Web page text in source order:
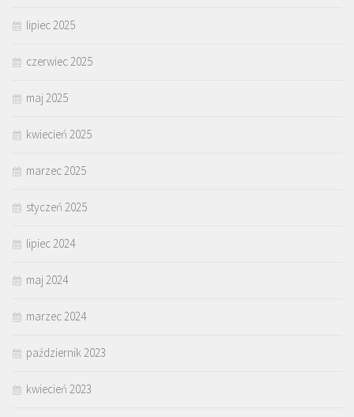
lipiec 2025
czerwiec 2025
maj 2025
kwiecień 2025
marzec 2025
styczeń 2025
lipiec 2024
maj 2024
marzec 2024
październik 2023
kwiecień 2023